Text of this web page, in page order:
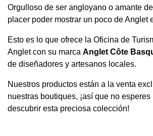
Orgulloso de ser angloyano o amante
placer poder mostrar un poco de Anglet
Esto es lo que ofrece la Oficina de
Anglet con su marca Anglet Côte
de diseñadores y artesanos locales.
Nuestros productos están a la venta
nuestras boutiques, ¡así que no esperes
descubrir esta preciosa colección!